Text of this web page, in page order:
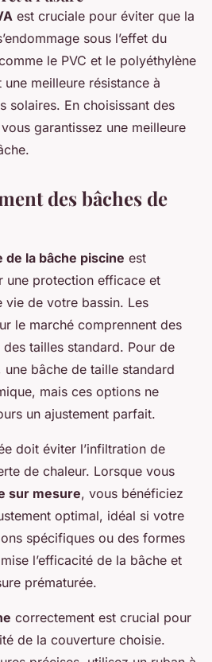
est cruciale pour éviter que la
sous l’effet du
le PVC et le polyéthylène
meilleure résistance à
solaires. En choisissant des
garantissez une meilleure
des bâches de
de la bâche piscine est
une protection efficace et
vie de votre bassin. Les
le marché comprennent des
tailles standard. Pour de
une bâche de taille standard
mais ces options ne
un ajustement parfait.
doit éviter l’infiltration de
de chaleur. Lorsque vous
sur mesure, vous bénéficiez
optimal, idéal si votre
spécifiques ou des formes
l’efficacité de la bâche et
prématurée.
correctement est crucial pour
de la couverture choisie.